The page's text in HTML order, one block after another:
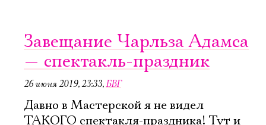
Завещание Чарльза Адамса
— спектакль-праздник
26 июня 2019, 23:33,БВГ
Давно в Мастерской я не видел
ТАКОГО спектакля-праздника! Тут и